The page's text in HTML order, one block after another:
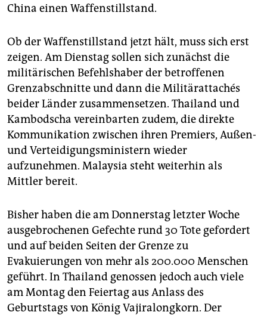
China einen Waffenstillstand.
Ob der Waffenstillstand jetzt hält, muss sich erst
zeigen. Am Dienstag sollen sich zunächst die
militärischen Befehlshaber der betroffenen
Grenzabschnitte und dann die Militärattachés
beider Länder zusammensetzen. Thailand und
Kambodscha vereinbarten zudem, die direkte
Kommunikation zwischen ihren Premiers, Außen-
und Verteidigungsministern wieder
aufzunehmen. Malaysia steht weiterhin als
Mittler bereit.
Bisher haben die am Donnerstag letzter Woche
ausgebrochenen Gefechte rund 30 Tote gefordert
und auf beiden Seiten der Grenze zu
Evakuierungen von mehr als 200.000 Menschen
geführt. In Thailand genossen jedoch auch viele
am Montag den Feiertag aus Anlass des
Geburtstags von König Vajiralongkorn. Der